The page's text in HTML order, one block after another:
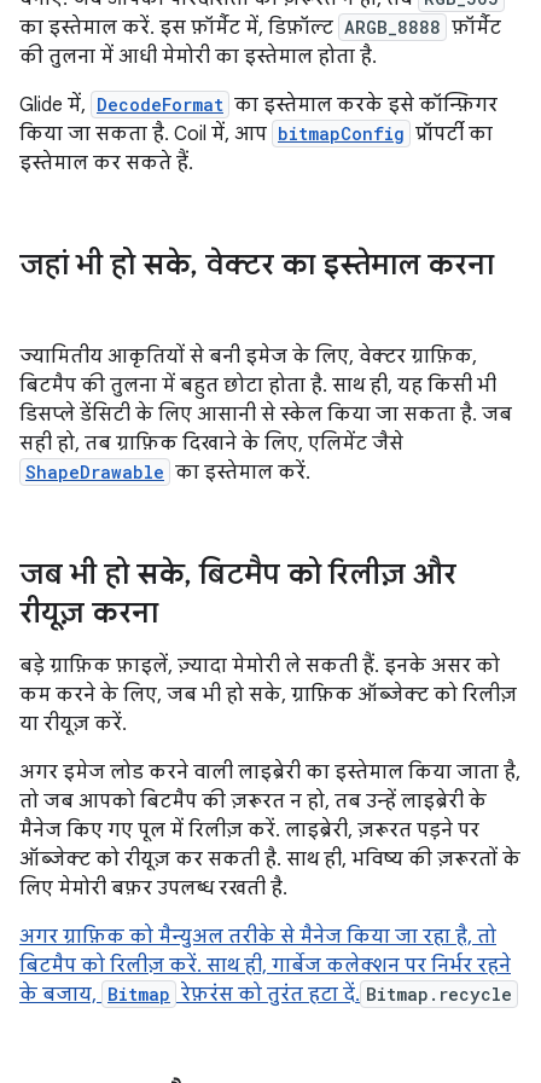
का इस्तेमाल करें. इस फ़ॉर्मैट में, डिफ़ॉल्ट ARGB_8888 फ़ॉर्मैट
की तुलना में आधी मेमोरी का इस्तेमाल होता है.
Glide में, DecodeFormat का इस्तेमाल करके इसे कॉन्फ़िगर
किया जा सकता है. Coil में, आप bitmapConfig प्रॉपर्टी का
इस्तेमाल कर सकते हैं.
जहां भी हो सके, वेक्टर का इस्तेमाल करना
ज्यामितीय आकृतियों से बनी इमेज के लिए, वेक्टर ग्राफ़िक,
बिटमैप की तुलना में बहुत छोटा होता है. साथ ही, यह किसी भी
डिसप्ले डेंसिटी के लिए आसानी से स्केल किया जा सकता है. जब
सही हो, तब ग्राफ़िक दिखाने के लिए, एलिमेंट जैसे
ShapeDrawable का इस्तेमाल करें.
जब भी हो सके, बिटमैप को रिलीज़ और
रीयूज़ करना
बड़े ग्राफ़िक फ़ाइलें, ज़्यादा मेमोरी ले सकती हैं. इनके असर को
कम करने के लिए, जब भी हो सके, ग्राफ़िक ऑब्जेक्ट को रिलीज़
या रीयूज़ करें.
अगर इमेज लोड करने वाली लाइब्रेरी का इस्तेमाल किया जाता है,
तो जब आपको बिटमैप की ज़रूरत न हो, तब उन्हें लाइब्रेरी के
मैनेज किए गए पूल में रिलीज़ करें. लाइब्रेरी, ज़रूरत पड़ने पर
ऑब्जेक्ट को रीयूज़ कर सकती है. साथ ही, भविष्य की ज़रूरतों के
लिए मेमोरी बफ़र उपलब्ध रखती है.
अगर ग्राफ़िक को मैन्युअल तरीके से मैनेज किया जा रहा है, तो
बिटमैप को रिलीज़ करें. साथ ही, गार्बेज कलेक्शन पर निर्भर रहने
के बजाय, Bitmap रेफ़रंस को तुरंत हटा दें. Bitmap.recycle